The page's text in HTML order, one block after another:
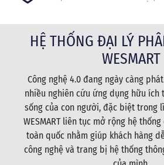
HỆ THỐNG ĐẠI LÝ
WESMART
Công nghệ 4.0 đang ngày càng
nhiều nghiên cứu ứng dụng hữu ích
sống của con người, đặc biệt trong
WESMART liên tục mở rộng hệ
toàn quốc nhằm giúp khách hàng
công nghệ và trang bị hệ thống